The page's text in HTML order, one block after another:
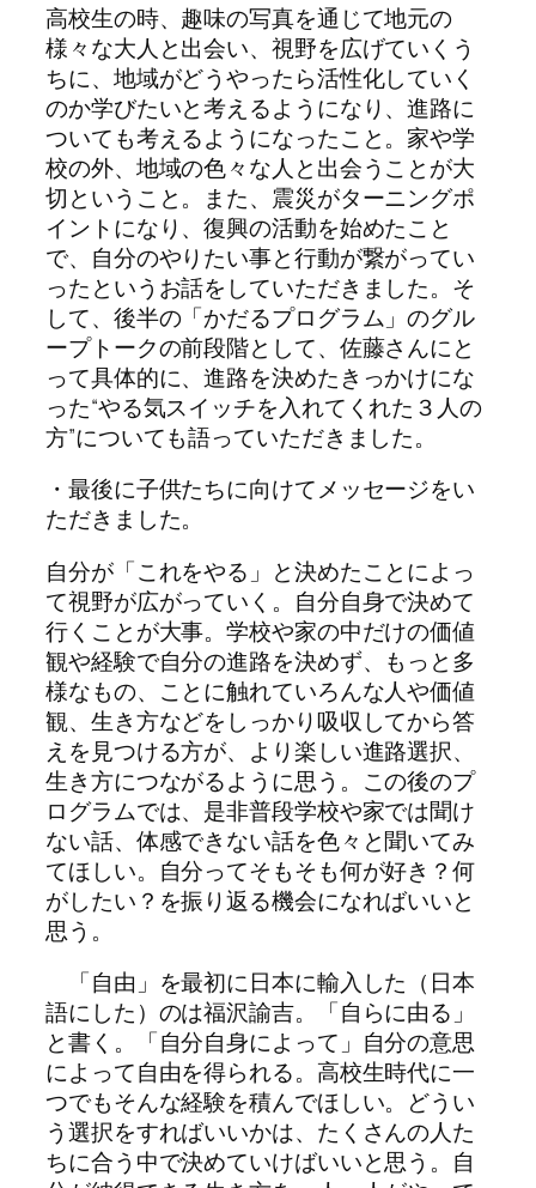
高校生の時、趣味の写真を通じて地元の
様々な大人と出会い、視野を広げていくう
ちに、地域がどうやったら活性化していく
のか学びたいと考えるようになり、進路に
ついても考えるようになったこと。家や学
校の外、地域の色々な人と出会うことが大
切ということ。また、震災がターニングポ
イントになり、復興の活動を始めたこと
で、自分のやりたい事と行動が繋がってい
ったというお話をしていただきました。そ
して、後半の「かだるプログラム」のグル
ープトークの前段階として、佐藤さんにと
って具体的に、進路を決めたきっかけにな
った“やる気スイッチを入れてくれた３人の
方”についても語っていただきました。
・最後に子供たちに向けてメッセージをい
ただきました。
自分が「これをやる」と決めたことによっ
て視野が広がっていく。自分自身で決めて
行くことが大事。学校や家の中だけの価値
観や経験で自分の進路を決めず、もっと多
様なもの、ことに触れていろんな人や価値
観、生き方などをしっかり吸収してから答
えを見つける方が、より楽しい進路選択、
生き方につながるように思う。この後のプ
ログラムでは、是非普段学校や家では聞け
ない話、体感できない話を色々と聞いてみ
てほしい。自分ってそもそも何が好き？何
がしたい？を振り返る機会になればいいと
思う。
「自由」を最初に日本に輸入した（日本
語にした）のは福沢諭吉。「自らに由る」
と書く。「自分自身によって」自分の意思
によって自由を得られる。高校生時代に一
つでもそんな経験を積んでほしい。どうい
う選択をすればいいかは、たくさんの人た
ちに合う中で決めていけばいいと思う。自